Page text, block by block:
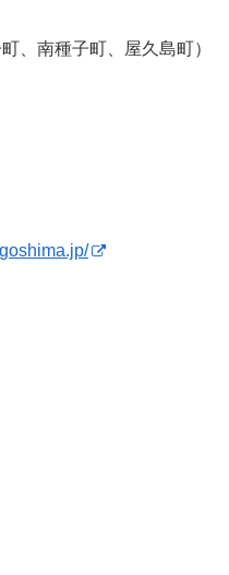
、南種子町、屋久島町）